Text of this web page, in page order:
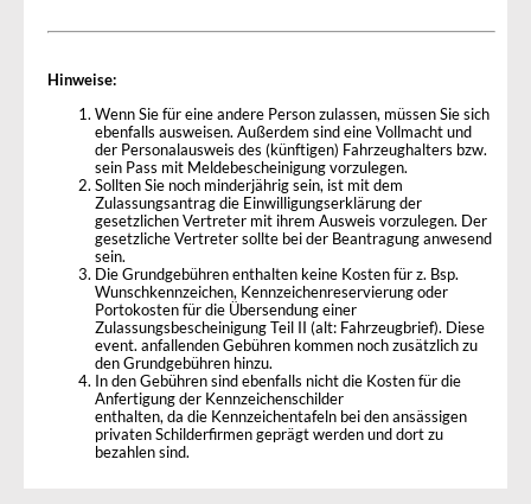
Hinweise:
Wenn Sie für eine andere Person zulassen, müssen Sie sich
ebenfalls ausweisen. Außerdem sind eine Vollmacht und
der Personalausweis des (künftigen) Fahrzeughalters bzw.
sein Pass mit Meldebescheinigung vorzulegen.
Sollten Sie noch minderjährig sein, ist mit dem
Zulassungsantrag die Einwilligungserklärung der
gesetzlichen Vertreter mit ihrem Ausweis vorzulegen. Der
gesetzliche Vertreter sollte bei der Beantragung anwesend
sein.
Die Grundgebühren enthalten keine Kosten für z. Bsp.
Wunschkennzeichen, Kennzeichenreservierung oder
Portokosten für die Übersendung einer
Zulassungsbescheinigung Teil II (alt: Fahrzeugbrief). Diese
event. anfallenden Gebühren kommen noch zusätzlich zu
den Grundgebühren hinzu.
In den Gebühren sind ebenfalls nicht die Kosten für die
Anfertigung der Kennzeichenschilder
enthalten, da die Kennzeichentafeln bei den ansässigen
privaten Schilderfirmen geprägt werden und dort zu
bezahlen sind.